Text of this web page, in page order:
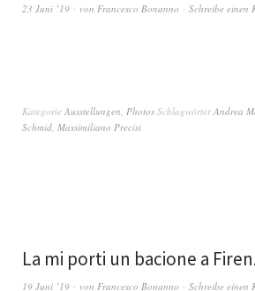
23 Juni ’19 von Francesco Bonanno Schreibe einen
Kategorie Ausstellungen, Photos SchlagwörterAndrea
Schmid, Massimiliano Precisi
La mi porti un bacione a
19 Juni ’19 von Francesco Bonanno Schreibe einen